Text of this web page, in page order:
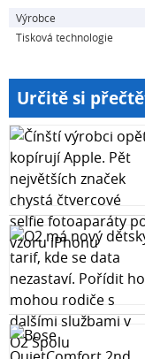
Výrobce
Tisková technologie
Určitě si